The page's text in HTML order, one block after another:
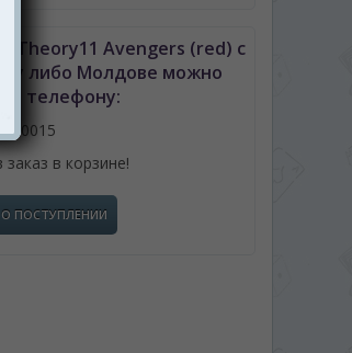
Theory11 Avengers (red) с
либо Молдове можно
по телефону:
в корзине!
ПОСТУПЛЕНИИ